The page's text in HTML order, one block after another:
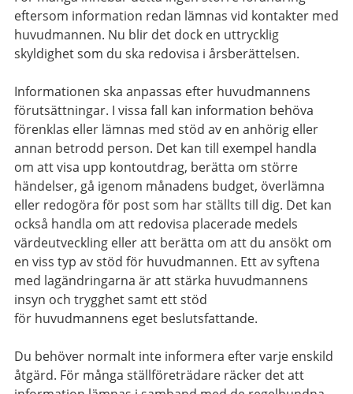
eftersom information redan lämnas vid kontakter med
huvudmannen. Nu blir det dock en uttrycklig
skyldighet som du ska redovisa i årsberättelsen.
Informationen ska anpassas efter huvudmannens
förutsättningar. I vissa fall kan information behöva
förenklas eller lämnas med stöd av en anhörig eller
annan betrodd person. Det kan till exempel handla
om att visa upp kontoutdrag, berätta om större
händelser, gå igenom månadens budget, överlämna
eller redogöra för post som har ställts till dig. Det kan
också handla om att redovisa placerade medels
värdeutveckling eller att berätta om att du ansökt om
en viss typ av stöd för huvudmannen. Ett av syftena
med lagändringarna är att stärka huvudmannens
insyn och trygghet samt ett stöd
för huvudmannens eget beslutsfattande.
Du behöver normalt inte informera efter varje enskild
åtgärd. För många ställföreträdare räcker det att